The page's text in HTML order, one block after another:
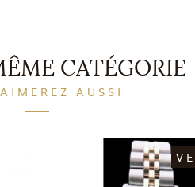
CATÉGORIE
AUSSI